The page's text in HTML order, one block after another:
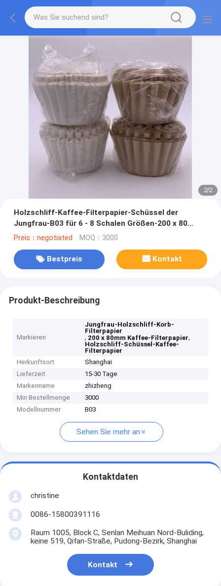
2/2
Holzschliff-Kaffee-Filterpapier-Schüssel der
Jungfrau-B03 für 6 - 8 Schalen Größen-200 x 80
Millimeter
Preis：negotiated MOQ：3000
Bestpreis Kontakt
Produkt-Beschreibung
Markieren
Jungfrau-Holzschliff-Korb-
Filterpapier
, 200 x 80mm Kaffee-Filterpapier,
Holzschliff-Schüssel-Kaffee-
Filterpapier
Herkunftsort
Shanghai
Lieferzeit
15-30 Tage
Markenname
zhizheng
Min Bestellmenge
3000
Modellnummer
B03
Sehen Sie mehr an
Kontaktdaten
christine
0086-15800391116
Raum 1005, Block C, Senlan Meihuan Nord-Buliding,
keine 519, Qifan-Straße, Pudong-Bezirk, Shanghai
Kontakt